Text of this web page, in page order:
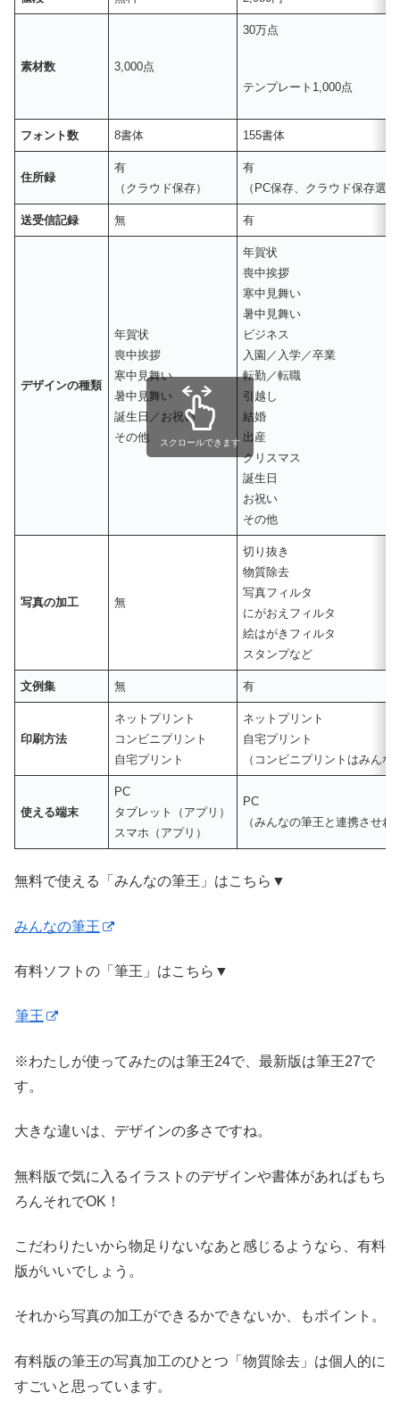
素材数 3,000点
30万点
テンプレート1,000点
フォント数 8書体 155書体
住所録
有
（クラウド保存）
有
（PC保存、クラウド保存選
送受信記録 無 有
デザインの種類
年賀状
喪中挨拶
寒中見舞い
暑中見舞い
誕生日／お祝い
その他
年賀状
喪中挨拶
寒中見舞い
暑中見舞い
ビジネス
入園／入学／卒業
転勤／転職
引越し
結婚
出産
クリスマス
誕生日
お祝い
その他
写真の加工 無
切り抜き
物質除去
写真フィルタ
にがおえフィルタ
絵はがきフィルタ
スタンプなど
文例集 無 有
印刷方法
ネットプリント
コンビニプリント
自宅プリント
ネットプリント
自宅プリント
（コンビニプリントはみん
使える端末
PC
タブレット（アプリ）
スマホ（アプリ）
PC
（みんなの筆王と連携させ
スクロールできます
無料で使える「みんなの筆王」はこちら▼
みんなの筆王
有料ソフトの「筆王」はこちら▼
筆王
※わたしが使ってみたのは筆王24で、最新版は筆王27で
す。
大きな違いは、 デザインの多さ ですね。
無料版で気に入るイラストのデザインや書体があればもち
ろんそれでOK！
こだわりたいから物足りないなあと感じるようなら、有料
版がいいでしょう。
それから写真の加工ができるかできないか、もポイント。
有料版の筆王の写真加工のひとつ「物質除去」は個人的に
すごいと思っています。